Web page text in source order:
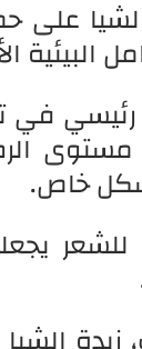
على
البيئية
في
مستوى
خاص.
للشعر